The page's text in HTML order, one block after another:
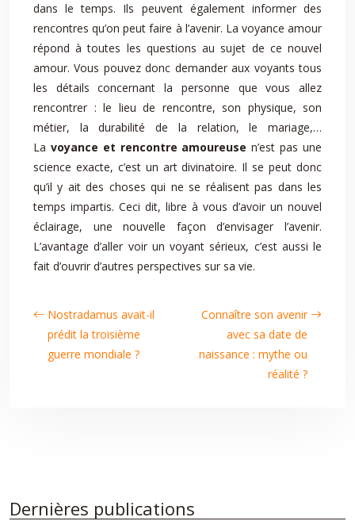
dans le temps. Ils peuvent également informer des
rencontres qu’on peut faire à l’avenir. La voyance amour
répond à toutes les questions au sujet de ce nouvel
amour. Vous pouvez donc demander aux voyants tous
les détails concernant la personne que vous allez
rencontrer : le lieu de rencontre, son physique, son
métier, la durabilité de la relation, le mariage,…
La voyance et rencontre amoureuse n’est pas une
science exacte, c’est un art divinatoire. Il se peut donc
qu’il y ait des choses qui ne se réalisent pas dans les
temps impartis. Ceci dit, libre à vous d’avoir un nouvel
éclairage, une nouvelle façon d’envisager l’avenir.
L’avantage d’aller voir un voyant sérieux, c’est aussi le
fait d’ouvrir d’autres perspectives sur sa vie.
Nostradamus avait-il
prédit la troisième
guerre mondiale ?
Connaître son avenir
avec sa date de
naissance : mythe ou
réalité ?
Dernières publications